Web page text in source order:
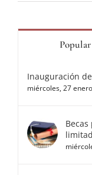
Popular
Inauguración
miércoles, 27